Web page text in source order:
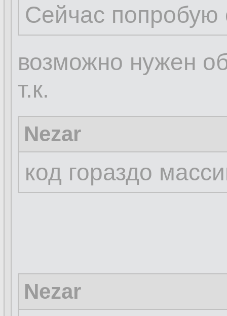
Сейчас попробую
возможно нужен
т.к.
Nezar
код гораздо
Nezar